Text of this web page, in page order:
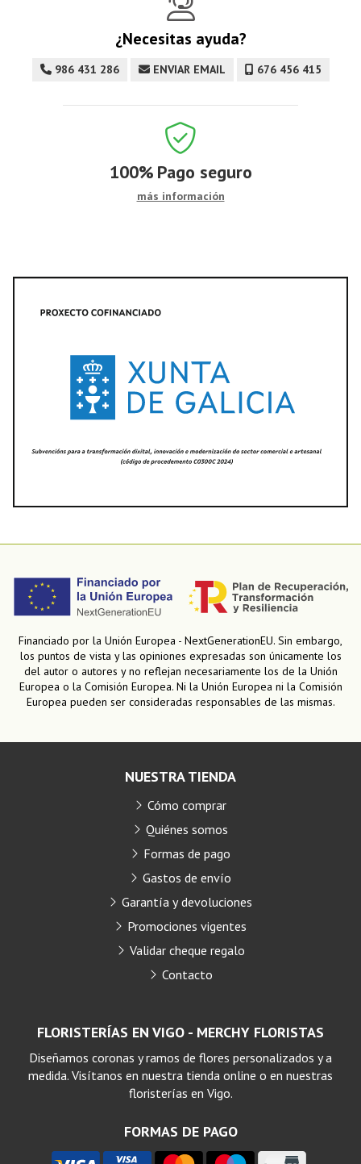
¿Necesitas ayuda?
986 431 286 ENVIAR EMAIL 676 456 415
100% Pago seguro
más información
Financiado por la Unión Europea - NextGenerationEU. Sin embargo,
los puntos de vista y las opiniones expresadas son únicamente los
del autor o autores y no reflejan necesariamente los de la Unión
Europea o la Comisión Europea. Ni la Unión Europea ni la Comisión
Europea pueden ser consideradas responsables de las mismas.
FLORISTERÍAS EN VIGO - MERCHY FLORISTAS
Diseñamos coronas y ramos de flores personalizados y a
medida. Visítanos en nuestra tienda online o en nuestras
floristerías en Vigo.
FORMAS DE PAGO
NUESTRA TIENDA
Cómo comprar
Quiénes somos
Formas de pago
Gastos de envío
Garantía y devoluciones
Promociones vigentes
Validar cheque regalo
Contacto